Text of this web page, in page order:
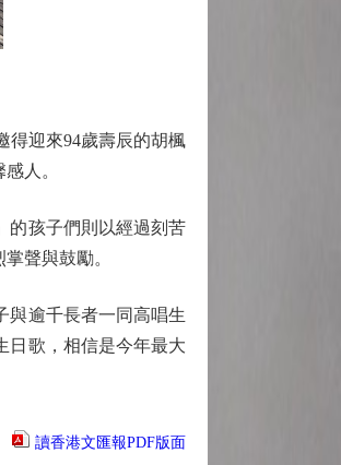
迎來94歲壽辰的胡楓
人。
孩子們則以經過刻苦
聲與鼓勵。
逾千長者一同高唱生
日歌，相信是今年最大
讀香港文匯報PDF版面